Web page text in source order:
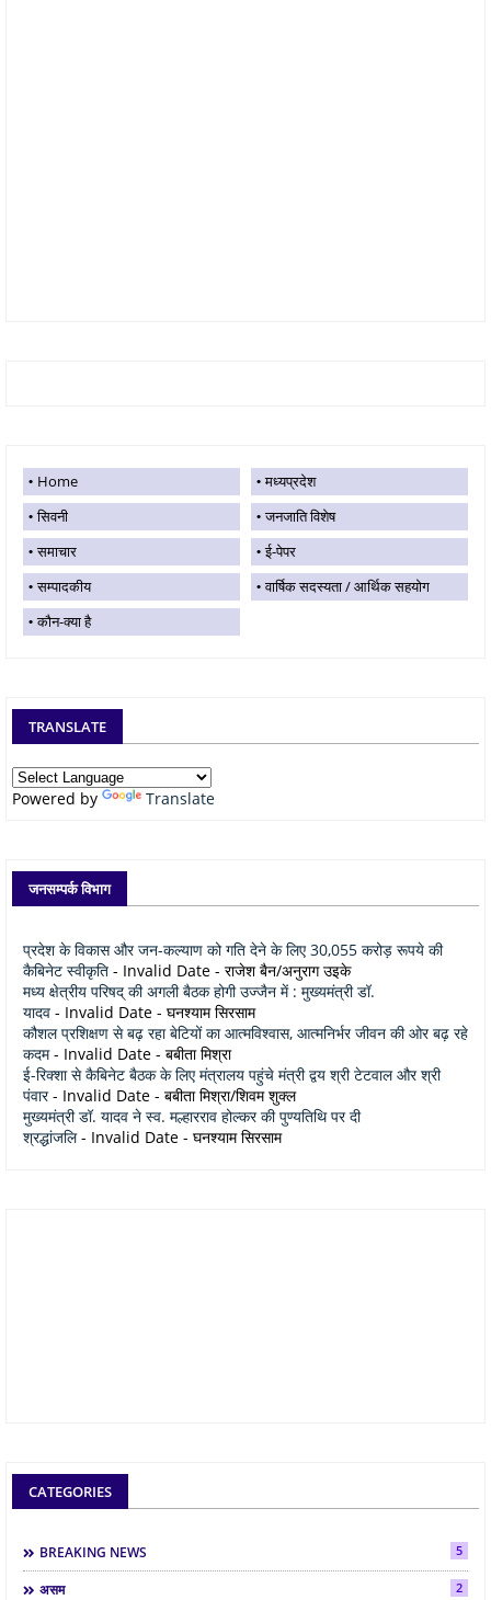
Home
मध्यप्रदेश
सिवनी
जनजाति विशेष
समाचार
ई-पेपर
सम्पादकीय
वार्षिक सदस्यता / आर्थिक सहयोग
कौन-क्या है
TRANSLATE
Powered by Translate
जनसम्पर्क विभाग
प्रदेश के विकास और जन-कल्याण को गति देने के लिए 30,055 करोड़ रूपये की
कैबिनेट स्वीकृति - Invalid Date - राजेश बैन/अनुराग उइके
मध्य क्षेत्रीय परिषद् की अगली बैठक होगी उज्जैन में : मुख्यमंत्री डॉ.
यादव - Invalid Date - घनश्याम सिरसाम
कौशल प्रशिक्षण से बढ़ रहा बेटियों का आत्मविश्वास, आत्मनिर्भर जीवन की ओर बढ़ रहे
कदम- Invalid Date - बबीता मिश्रा
ई-रिक्शा से कैबिनेट बैठक के लिए मंत्रालय पहुंचे मंत्री द्वय श्री टेटवाल और श्री
पंवार- Invalid Date - बबीता मिश्रा/शिवम शुक्ल
मुख्यमंत्री डॉ. यादव ने स्व. मल्हारराव होल्कर की पुण्यतिथि पर दी
श्रद्धांजलि- Invalid Date - घनश्याम सिरसाम
CATEGORIES
BREAKING NEWS 5
असम 2